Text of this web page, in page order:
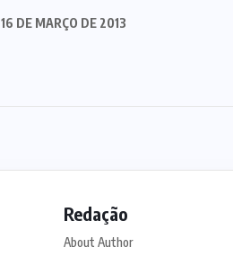
16 DE MARÇO DE 2013
Redação
About Author